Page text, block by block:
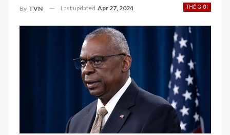
THẾ GIỚI
By TVN Last updated Apr 27, 2024